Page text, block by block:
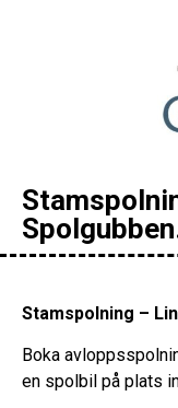
Stamspolning –
Boka
en spolbil på plats